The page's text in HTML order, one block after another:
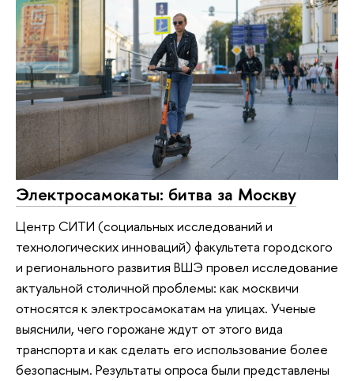
Электросамокаты: битва за Москву
Центр СИТИ (социальных исследований и
технологических инноваций) факультета городского
и регионального развития ВШЭ провел исследование
актуальной столичной проблемы: как москвичи
относятся к электросамокатам на улицах. Ученые
выяснили, чего горожане ждут от этого вида
транспорта и как сделать его использование более
безопасным. Результаты опроса были представлены